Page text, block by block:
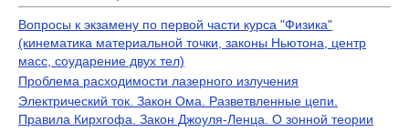
Вопросы к экзамену по первой части курса "Физика"
(кинематика материальной точки, законы Ньютона, центр
масс, соударение двух тел)
Проблема расходимости лазерного излучения
Электрический ток. Закон Ома. Разветвленные цепи.
Правила Кирхгофа. Закон Джоуля-Ленца. О зонной теории